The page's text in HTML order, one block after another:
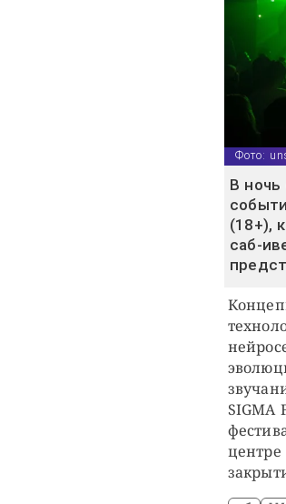
Фото:
В ночь
(18+),
саб-
SIGMA
центре